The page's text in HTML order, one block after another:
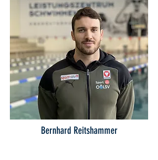
Bernhard Reitshammer